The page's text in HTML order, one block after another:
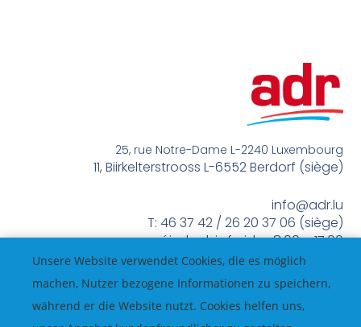
25, rue Notre-Dame L-2240 Luxembourg
11, Biirkelterstrooss L-6552 Berdorf (siège)
info@adr.lu
T: 46 37 42 / 26 20 37 06 (siège)
méindes bis freides 8:00 – 17:00
Unsere Website verwendet Cookies, die es möglich
machen, Nutzer bezogene Informationen zu speichern,
während er die Website nutzt. Cookies helfen uns,